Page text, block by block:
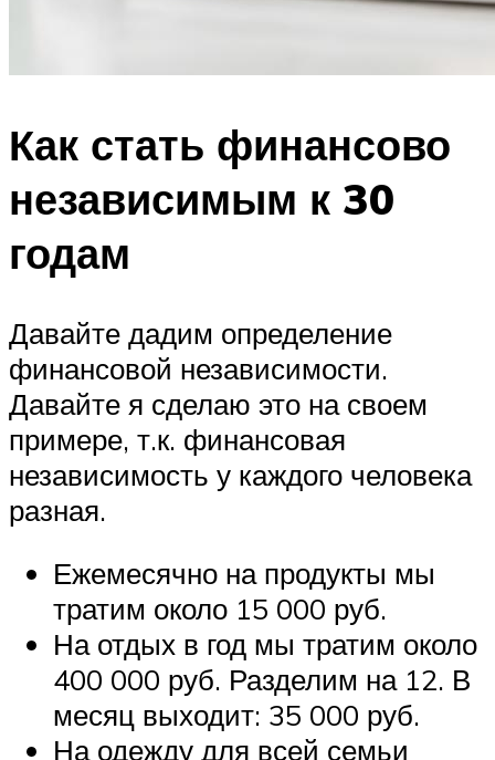
Как стать финансово
независимым к 30
годам
Давайте дадим определение
финансовой независимости.
Давайте я сделаю это на своем
примере, т.к. финансовая
независимость у каждого человека
разная.
Ежемесячно на продукты мы
тратим около 15 000 руб.
На отдых в год мы тратим около
400 000 руб. Разделим на 12. В
месяц выходит: 35 000 руб.
На одежду для всей семьи